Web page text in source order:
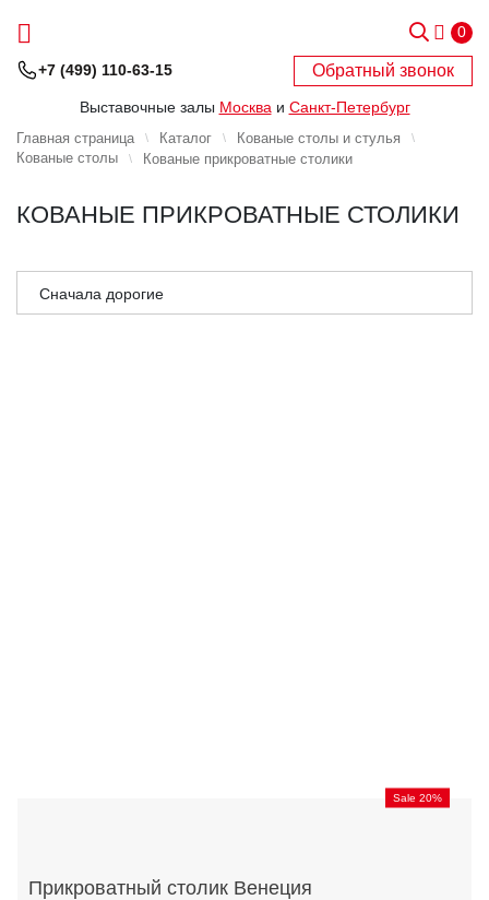
0
+7 (499) 110-63-15 Обратный звонок
Выставочные залы Москва и Санкт-Петербург
Главная страница Каталог
Кованые столы и стулья
Кованые столы
Кованые прикроватные столики
КОВАНЫЕ ПРИКРОВАТНЫЕ СТОЛИКИ
Сначала дорогие
Sale 20%
Прикроватный столик Венеция